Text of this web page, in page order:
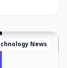
News